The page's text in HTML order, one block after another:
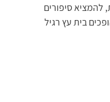
להמציא סיפורים
בית עץ רגיל